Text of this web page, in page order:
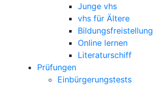
Junge vhs
vhs für Ältere
Bildungsfreistellung
Online lernen
Literaturschiff
Prüfungen
Einbürgerungstests